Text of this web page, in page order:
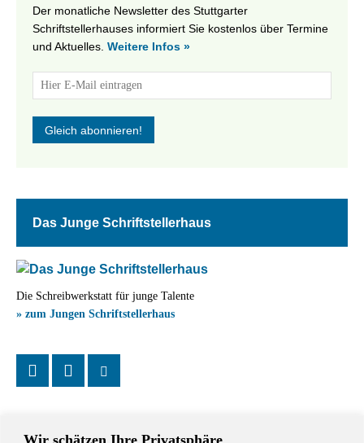
Wir schätzen Ihre Privatsphäre
Der monatliche Newsletter des Stuttgarter
Schriftstellerhauses informiert Sie kostenlos über Termine
und Aktuelles. Weitere Infos »
Das Junge Schriftstellerhaus
Die Schreibwerkstatt für junge Talente
» zum Jungen Schriftstellerhaus